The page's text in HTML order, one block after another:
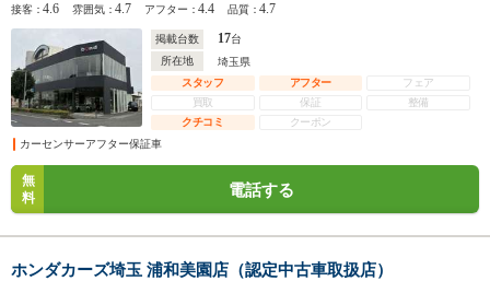
接客：4.6 雰囲気：4.7 アフター：4.4 品質：4.7
掲載台数 17台
所在地
埼玉県
スタッフ
アフター
フェア
買取
保証
整備
クチコミ
クーポン
カーセンサーアフター保証車
無
料
電話する
ホンダカーズ埼玉 浦和美園店（認定中古車取扱店）